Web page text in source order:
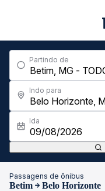
Partindo de
Indo para
Ida
Passagens de ônibus
Betim Belo Horizonte